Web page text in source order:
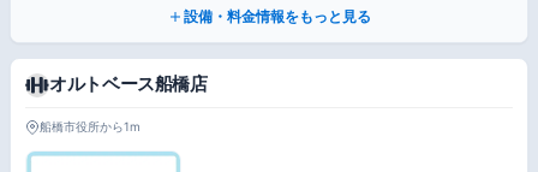
設備・料金情報をもっと見る
オルトベース船橋店
船橋市役所から1m